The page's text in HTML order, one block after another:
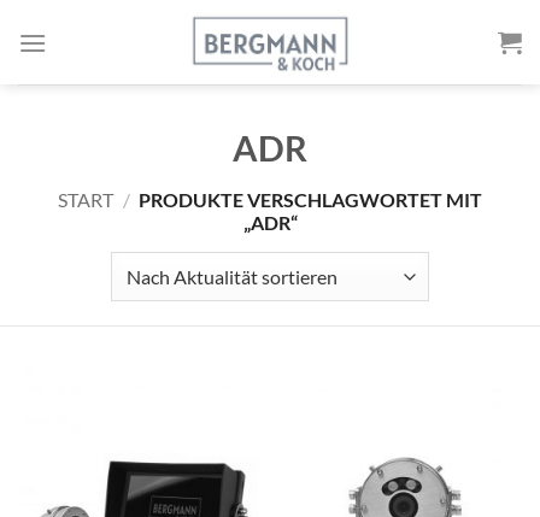
Inhalt
ADR
START / PRODUKTE VERSCHLAGWORTET MIT
„ADR“